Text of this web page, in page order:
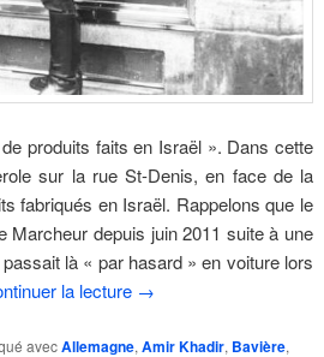
produits faits en Israël ». Dans cette
sur la rue St-Denis, en face de la
fabriqués en Israël. Rappelons que le
Marcheur depuis juin 2011 suite à une
là « par hasard » en voiture lors
la lecture →
avecAllemagne, Amir Khadir, Bavière,